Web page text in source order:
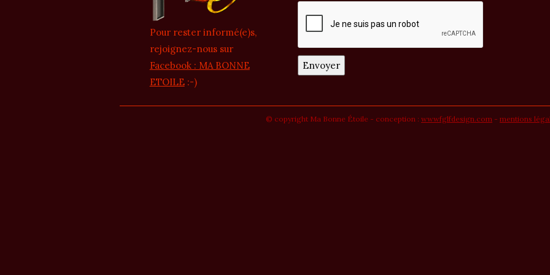
Pour rester informé(e)s,
rejoignez-nous sur
Facebook : MA BONNE
ETOILE:-)
© copyright Ma Bonne Étoile - conception : wwwfglfdesign.com - mentions